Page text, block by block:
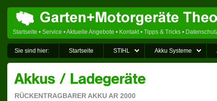
Startseite • Service •Aktuelle Angebote • Kontakt• Tipps & Tricks •
Sie sind hier: Startseite STIHL Akku Systeme
RÜCKENTRAGBARER AKKU AR 2000